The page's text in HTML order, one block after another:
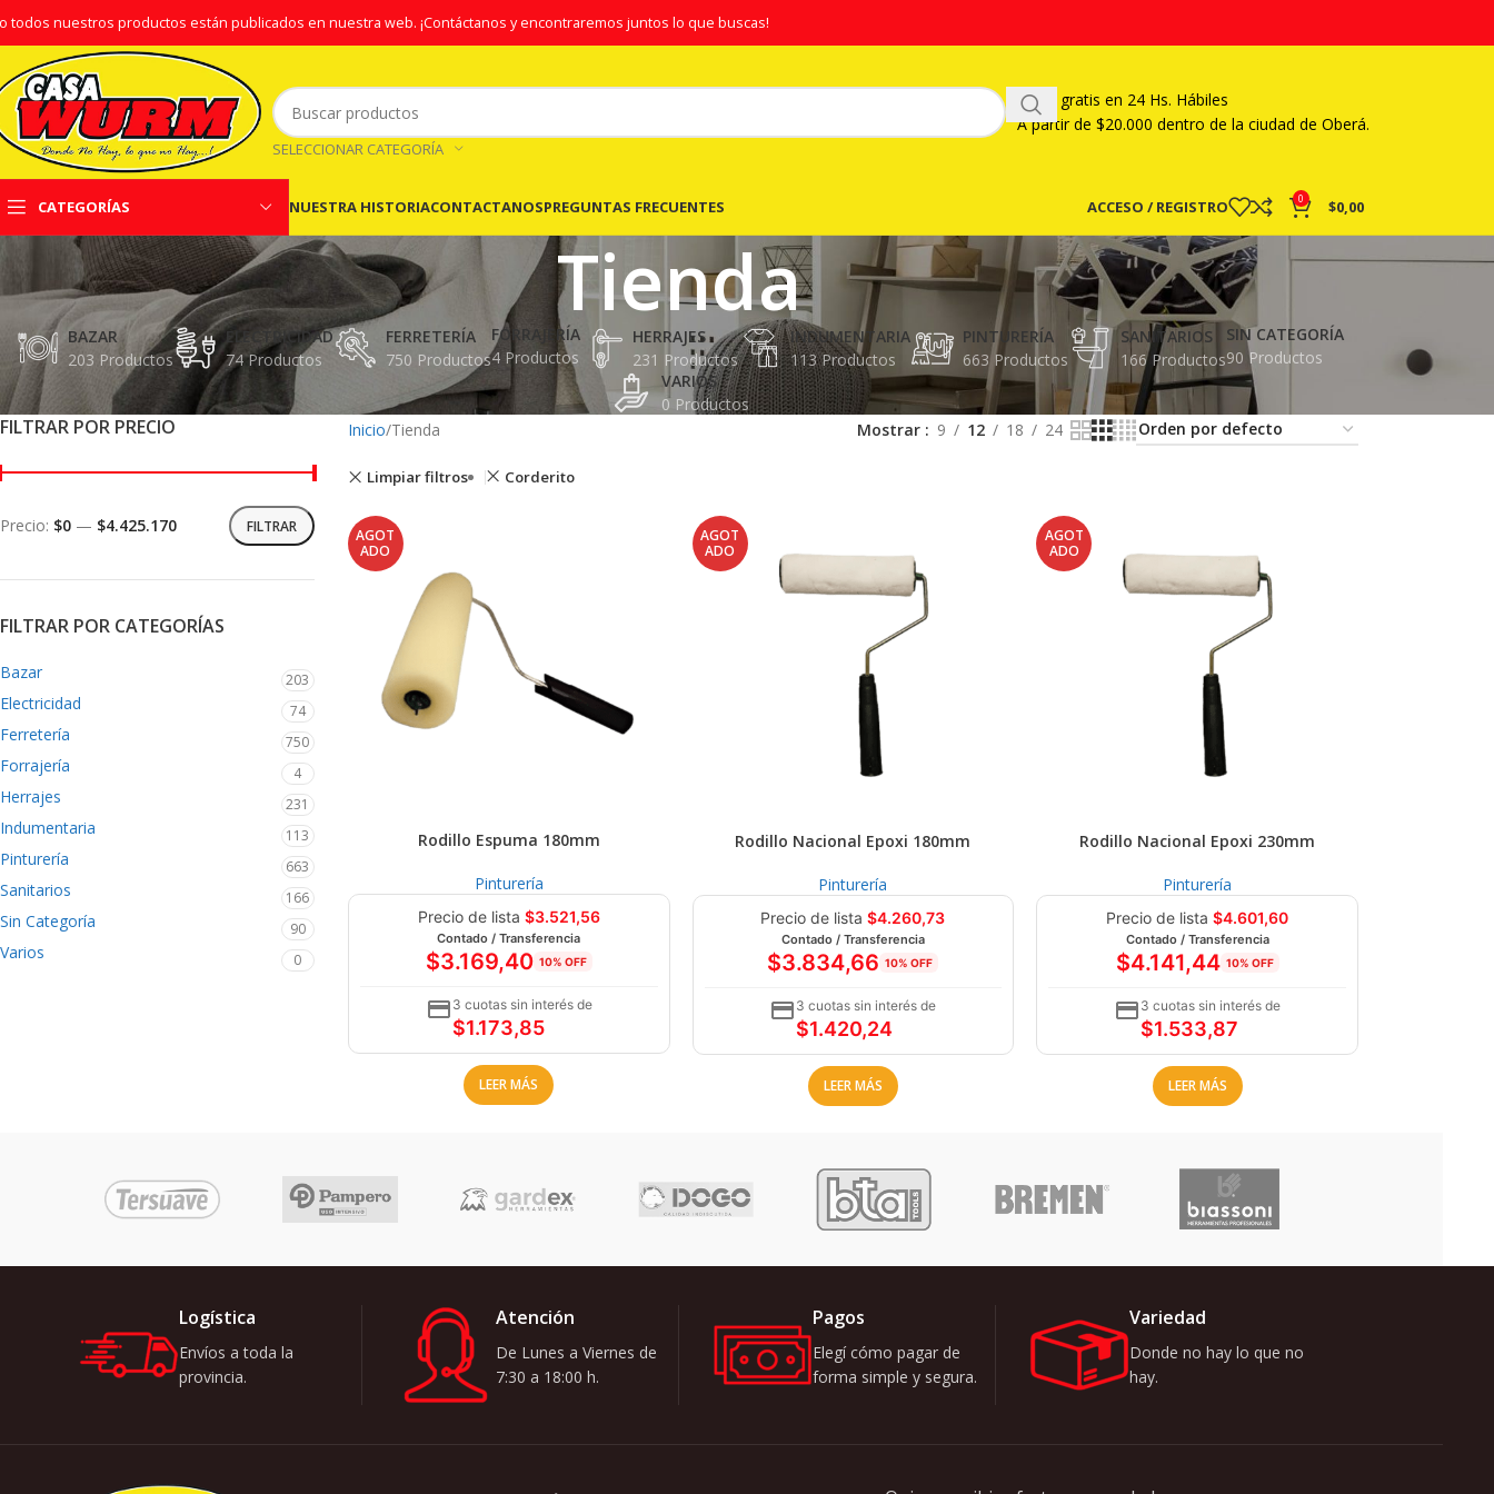
todos nuestros productos están publicados en nuestra web. ¡Contáctanos y encontraremos juntos lo que buscas!
SELECCIONAR CATEGORÍA
Envío gratis en 24 Hs. Hábiles
A partirde $20.000 dentro de la ciudad de Oberá.
CATEGORÍAS NUESTRA HISTORIACONTACTANOSPREGUNTAS FRECUENTES ACCESO / REGISTRO 0 $0,00
Tienda
BAZAR
203 Productos
ELECTRICIDAD
74 Productos
FERRETERÍA
750 Productos
FORRAJERÍA
4 Productos
HERRAJES
231 Productos
INDUMENTARIA
113 Productos
PINTURERÍA
663 Productos
SANITARIOS
166 Productos
SIN CATEGORÍA
90 Productos
VARIOS
0 Productos
FILTRAR POR PRECIO
FILTRAR
Precio: $0 — $4.425.170
FILTRAR POR CATEGORÍAS
Bazar 203
Electricidad 74
Ferretería 750
Forrajería 4
Herrajes 231
Indumentaria 113
Pinturería 663
Sanitarios 166
Sin Categoría 90
Varios 0
Inicio Tienda Mostrar 9 12 18 24
Limpiar filtros Corderito
AGOT
ADO
Rodillo Espuma 180mm
Pinturería
Precio de lista $3.521,56
Contado / Transferencia
$3.169,40 10% OFF
3 cuotas sin interés de
$1.173,85
LEER MÁS
AGOT
ADO
Rodillo Nacional Epoxi 180mm
Pinturería
Precio de lista$4.260,73
Contado / Transferencia
$3.834,66 10% OFF
3 cuotas sin interés de
$1.420,24
LEER MÁS
AGOT
ADO
Rodillo Nacional Epoxi 230mm
Pinturería
Precio de lista$4.601,60
Contado / Transferencia
$4.141,44 10% OFF
3 cuotas sin interés de
$1.533,87
LEER MÁS
Logística
Envíos a toda la
provincia.
Atención
De Lunes a Viernes de
7:30 a 18:00 h.
Pagos
Elegí cómo pagar de
forma simple y segura.
Variedad
Donde no hay lo que no
hay.